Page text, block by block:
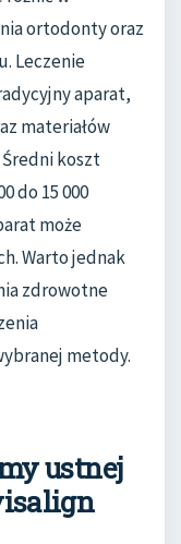
ortodonty oraz
Leczenie
aparat,
materiałów
koszt
do 15 000
może
Warto jednak
zdrowotne
metody.
ustnej